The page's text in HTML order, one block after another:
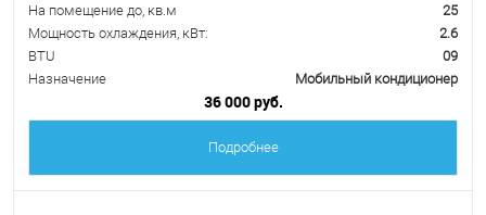
На помещение до, кв.м
25
Мощность охлаждения, кВт:
2.6
BTU
09
Назначение
Мобильный кондиционер
36 000 руб.
Подробнее